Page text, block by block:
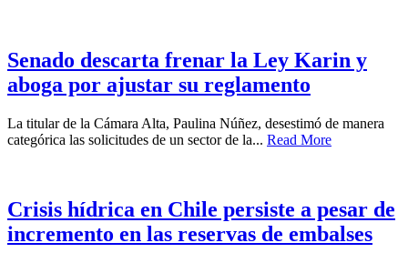
Senado descarta frenar la Ley Karin y
aboga por ajustar su reglamento
La titular de la Cámara Alta, Paulina Núñez, desestimó de manera
categórica las solicitudes de un sector de la... Read More
Crisis hídrica en Chile persiste a pesar de
incremento en las reservas de embalses